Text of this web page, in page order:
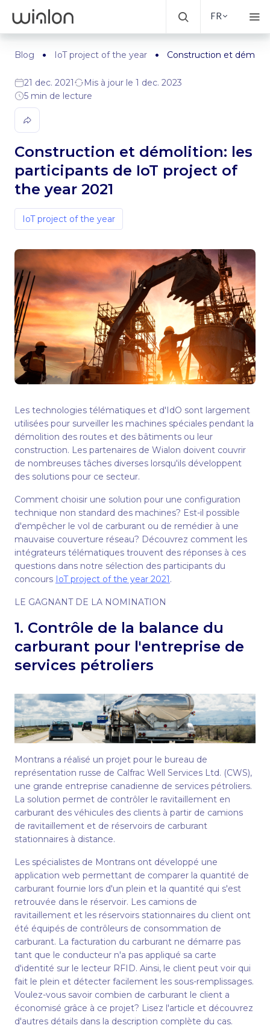
FR
Blog IoT project of the year Construction et
21 dec. 2021
Mis à jour le 1 dec. 2023
5 min de lecture
Construction et démolition: les
participants de IoT project of
the year 2021
IoT project of the year
Les technologies télématiques et d'IdO sont largement
utilisées pour surveiller les machines spéciales pendant la
démolition des routes et des bâtiments ou leur
construction. Les partenaires de Wialon doivent couvrir
de nombreuses tâches diverses lorsqu'ils développent
des solutions pour ce secteur.
Comment choisir une solution pour une configuration
technique non standard des machines? Est-il possible
d'empêcher le vol de carburant ou de remédier à une
mauvaise couverture réseau? Découvrez comment les
intégrateurs télématiques trouvent des réponses à ces
questions dans notre sélection des participants du
concours IoT project of the year 2021.
LE GAGNANT DE LA NOMINATION
1. Contrôle de la balance du
carburant pour l'entreprise de
services pétroliers
Montrans a réalisé un projet pour le bureau de
représentation russe de Calfrac Well Services Ltd. (CWS),
une grande entreprise canadienne de services pétroliers.
La solution permet de contrôler le ravitaillement en
carburant des véhicules des clients à partir de camions
de ravitaillement et de réservoirs de carburant
stationnaires à distance.
Les spécialistes de Montrans ont développé une
application web permettant de comparer la quantité de
carburant fournie lors d'un plein et la quantité qui s'est
retrouvée dans le réservoir. Les camions de
ravitaillement et les réservoirs stationnaires du client ont
été équipés de contrôleurs de consommation de
carburant. La facturation du carburant ne démarre pas
tant que le conducteur n'a pas appliqué sa carte
d'identité sur le lecteur RFID. Ainsi, le client peut voir qui
fait le plein et détecter facilement les sous-remplissages.
Voulez-vous savoir combien de carburant le client a
économisé grâce à ce projet? Lisez l'article et découvrez
d'autres détails dans la description complète du cas.